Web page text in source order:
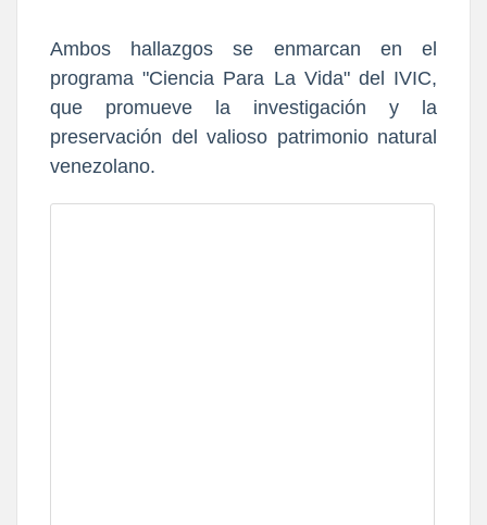
​Ambos hallazgos se enmarcan en el
programa "Ciencia Para La Vida" del IVIC,
que promueve la investigación y la
preservación del valioso patrimonio natural
venezolano.